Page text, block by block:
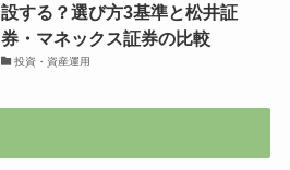
設する？選び方3基準と松井証
券・マネックス証券の比較
投資・資産運用